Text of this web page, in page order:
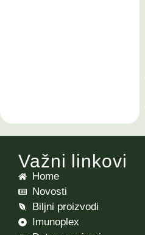
Važni linkovi
Home
Novosti
Biljni proizvodi
Imunoplex